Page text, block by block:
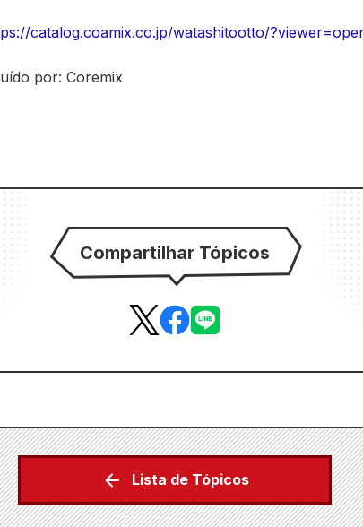
catalog.coamix.co.jp/watashitootto/
por: Coremix
Compartilhar Tópicos
Lista de Tópicos